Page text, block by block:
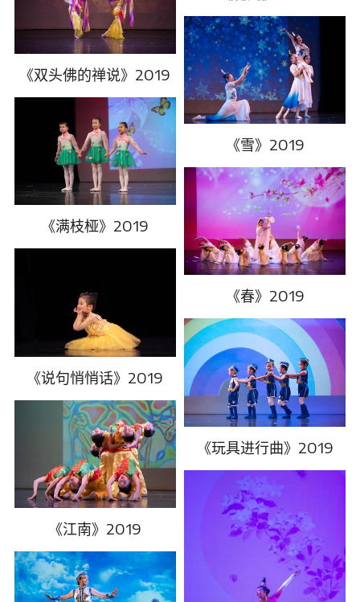
《双头佛的禅说》2019
《满枝桠》2019
《说句悄悄话》2019
《江南》2019
《雪》2019
《春》2019
《玩具进行曲》2019